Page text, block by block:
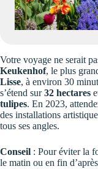
Votre voyage ne serait
Keukenhof, le plus
Lisse, à environ 30
s’étend sur32 hectares
tulipes. En 2023,
des installations
tous ses angles.
Conseil : Pour éviter la
le matin ou en fin